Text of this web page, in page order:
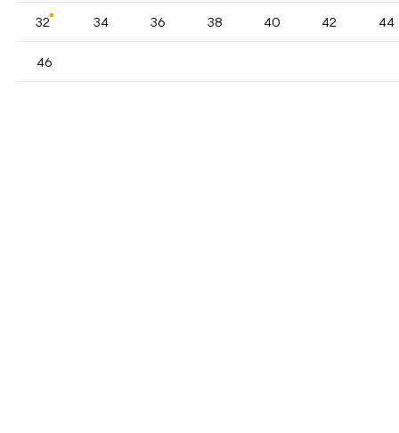
32 34 36 38 40 42 44
46